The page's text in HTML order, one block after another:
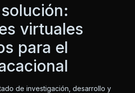
virtuales
para el
de investigación, desarrollo y